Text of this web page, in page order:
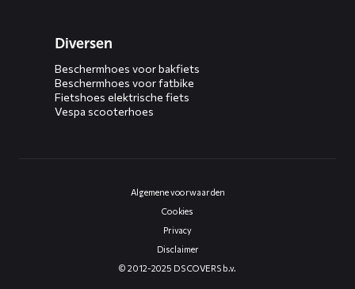
Diversen
Beschermhoes voor bakfiets
Beschermhoes voor fatbike
Fietshoes elektrische fiets
Vespa scooterhoes
Algemene voorwaarden
Cookies
Privacy
Disclaimer
© 2012-2025 DS COVERS b.v.